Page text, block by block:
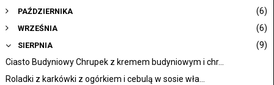
PAŹDZIERNIKA (6)
WRZEŚNIA (6)
SIERPNIA
(9)
Ciasto Budyniowy Chrupek z kremem budyniowym i chr...
Roladki z karkówki z ogórkiem i cebulą w sosie wła...